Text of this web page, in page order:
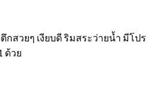
กสวยๆ เงียบดี ริมสระว่ายน้ำ มีโปร
ด้วย